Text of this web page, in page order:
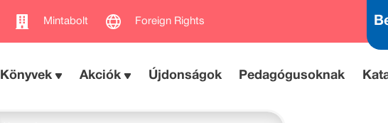
Mintabolt Foreign Rights
Könyvek Akciók Újdonságok Pedagógusoknak